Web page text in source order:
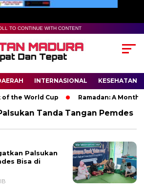
TO CONTINUE WITH CONTENT
INTERNASIONAL KESEHATAN
the World Cup Ramadan: A Month
Tanda Tangan Pemdes
Palsukan
Bisa di